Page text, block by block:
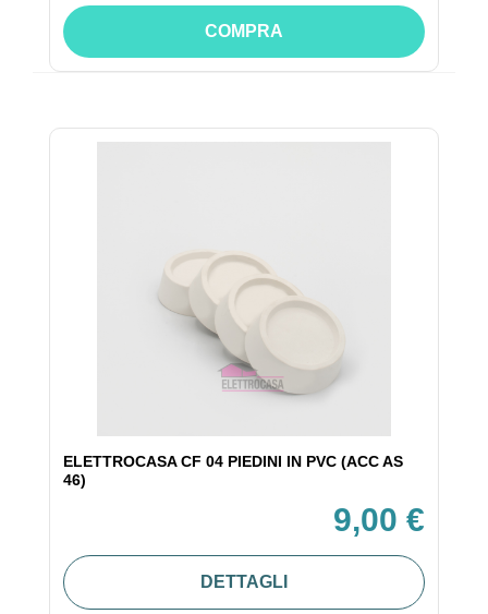
COMPRA
ELETTROCASA CF 04 PIEDINI IN PVC (ACC AS
46)
9,00 €
DETTAGLI